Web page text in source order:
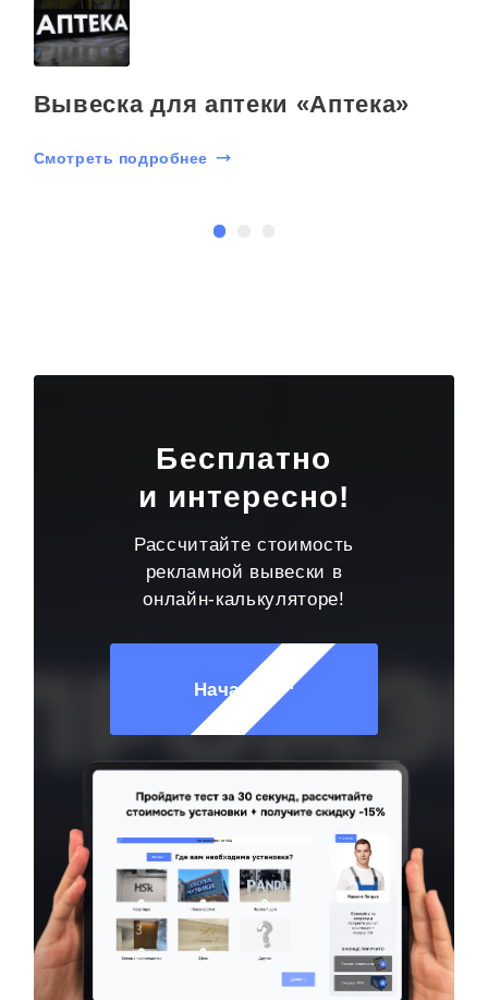
Вывеска для аптеки «Аптека»
Смотреть подробнее
Бесплатно
и интересно!
Рассчитайте стоимость
рекламной вывески в
онлайн-калькуляторе!
Начать